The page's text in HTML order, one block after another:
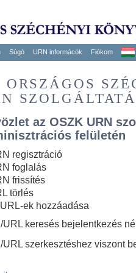
Súgó URN informácók Fiókom
ORSZÁGOS
az OSZK URN
felületén
regisztráció
foglalás
frissítés
törlés
ek hozzáadása
URL keresés bejelentkezés
URL szerkesztéshez viszont